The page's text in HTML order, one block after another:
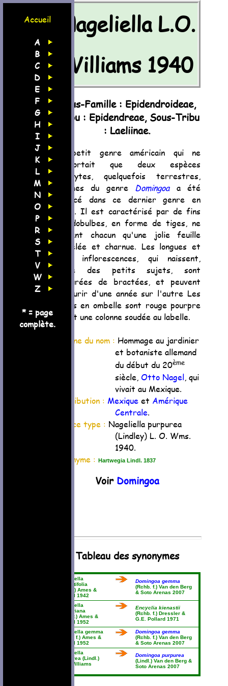
Accueil
A
B
C
D
E
F
G
H
I
J
K
L
M
N
O
P
R
S
T
V
W
Z
* = page
complète.
Nageliella L.O.
Williams 1940
Sous-Famille : Epidendroideae,
Tribu : Epidendreae, Sous-Tribu
: Laeliinae.
Ce petit genre américain qui ne
comportait que deux espèces
épiphytes, quelquefois terrestres,
proches du genre Domingoaa été
replacé dans ce dernier genre en
2007. Il est caractérisé par de fins
pseudobulbes, en forme de tiges, ne
portant chacun qu'une jolie feuille
tesselée et charnue. Les longues et
fines inflorescences, qui naissent,
même des petits sujets, sont
entourées de bractées, et peuvent
refleurir d'une année sur l'autre Les
fleurs en ombelle sont rouge pourpre
et ont une colonne soudée au labelle.
Origine du nom : Hommage au jardinier
et botaniste allemand
du début du 20ème
siècle, Otto Nagel, qui
vivait au Mexique.
Distribution : Mexique et Amérique
Centrale.
Espèce type : Nageliella purpurea
(Lindley) L. O. Wms.
1940.
Synonyme : Hartwegia Lindl. 1837
Voir Domingoa
Tableau des synonymes
Nageliella
angustifolia
(Booth) Ames &
Correll 1942
Domingoa gemma
(Rchb. f.) Van den Berg
& Soto Arenas 2007
Nageliella
bergeriana
(Schltr.) Ames &
Correll 1952
Encyclia kienastii
(Rchb. f.) Dressler &
G.E. Pollard 1971
Nageliella gemma
(Rchb. f.) Ames &
Correll 1952
Domingoa gemma
(Rchb. f.) Van den Berg
& Soto Arenas 2007
Nageliella
purpurea (Lindl.)
L.O. Williams
Domingoa purpurea
(Lindl.) Van den Berg &
Soto Arenas 2007